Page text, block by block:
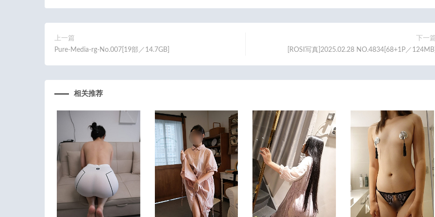
上一篇
Pure-Media-rg-No.007[19部／14.7GB]
下一
[ROSI写真]2025.02.28 NO.4834[68+1P／
相关推荐